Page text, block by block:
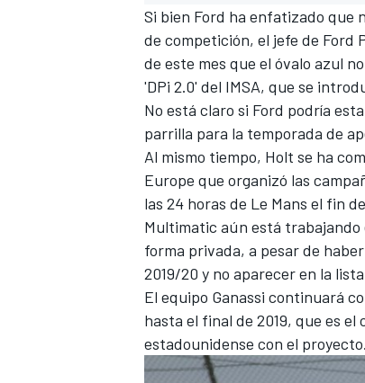
Si bien Ford ha enfatizado que
de competición, el jefe de Ford
de este mes que el óvalo azul
'DPi 2.0' del IMSA, que se
No está claro si Ford podría
parrilla para la temporada de
Al mismo tiempo, Holt se ha
Europe que organizó las
las 24 horas de Le Mans el fin
Multimatic aún está trabajando
forma privada, a pesar de
2019/20 y no aparecer en la
El equipo Ganassi continuará
hasta el final de 2019, que es
estadounidense con el proyecto.